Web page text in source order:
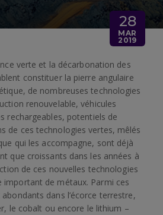
28
MAR
2019
verte et la décarbonation des
constituer la pierre angulaire
de nombreuses technologies
renouvelable, véhicules
rechargeables, potentiels de
de ces technologies vertes, mêlés
qui les accompagne, sont déjà
que croissants dans les années à
de ces nouvelles technologies
important de métaux. Parmi ces
dans l’écorce terrestre,
le cobalt ou encore le lithium –